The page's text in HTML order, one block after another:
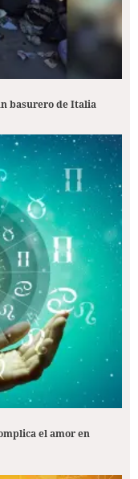
basurero de Italia
el amor en